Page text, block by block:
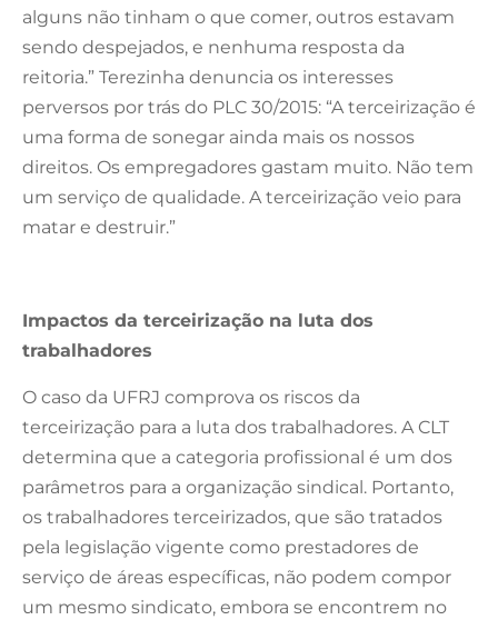
alguns não tinham o que comer, outros estavam
sendo despejados, e nenhuma resposta da
reitoria.” Terezinha denuncia os interesses
perversos por trás do PLC 30/2015: “A terceirização é
uma forma de sonegar ainda mais os nossos
direitos. Os empregadores gastam muito. Não tem
um serviço de qualidade. A terceirização veio para
matar e destruir.”
Impactos da terceirização na luta dos
trabalhadores
O caso da UFRJ comprova os riscos da
terceirização para a luta dos trabalhadores. A CLT
determina que a categoria profissional é um dos
parâmetros para a organização sindical. Portanto,
os trabalhadores terceirizados, que são tratados
pela legislação vigente como prestadores de
serviço de áreas específicas, não podem compor
um mesmo sindicato, embora se encontrem no